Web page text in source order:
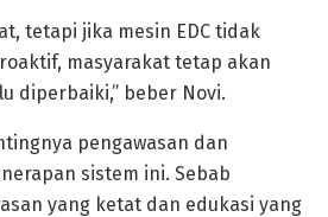
tetapi jika mesin EDC tidak
masyarakat tetap akan
diperbaiki,” beber Novi.
pengawasan dan
sistem ini. Sebab
yang ketat dan edukasi yang